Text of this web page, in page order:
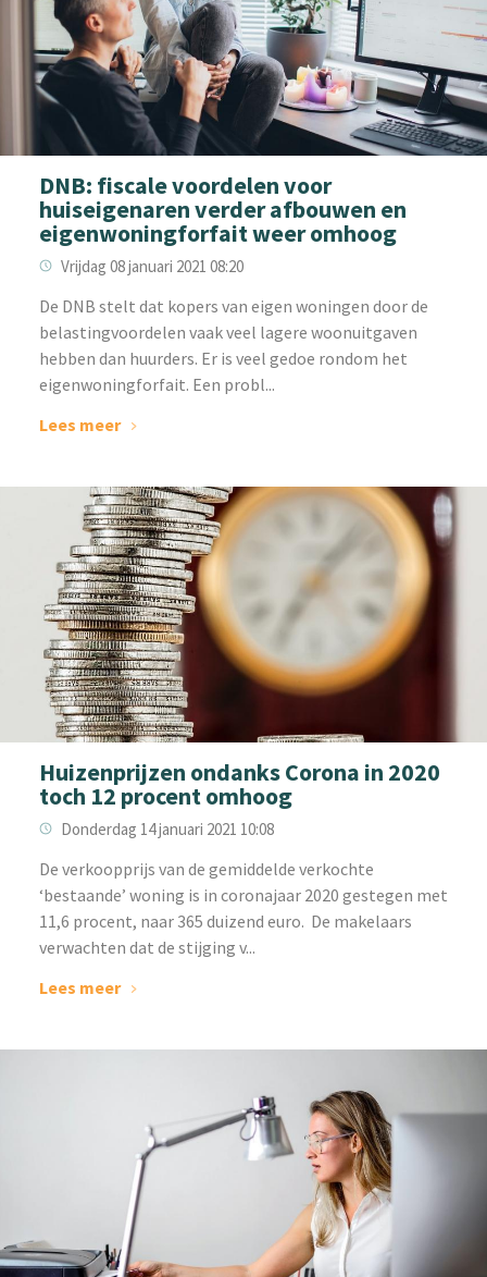
DNB: fiscale voordelen voor
huiseigenaren verder afbouwen en
eigenwoningforfait weer omhoog
Vrijdag 08 januari 2021 08:20
De DNB stelt dat kopers van eigen woningen door de
belastingvoordelen vaak veel lagere woonuitgaven
hebben dan huurders. Er is veel gedoe rondom het
eigenwoningforfait. Een probl...
Lees meer
Huizenprijzen ondanks Corona in 2020
toch 12 procent omhoog
Donderdag 14 januari 2021 10:08
De verkoopprijs van de gemiddelde verkochte
‘bestaande’ woning is in coronajaar 2020 gestegen met
11,6 procent, naar 365 duizend euro. De makelaars
verwachten dat de stijging v...
Lees meer